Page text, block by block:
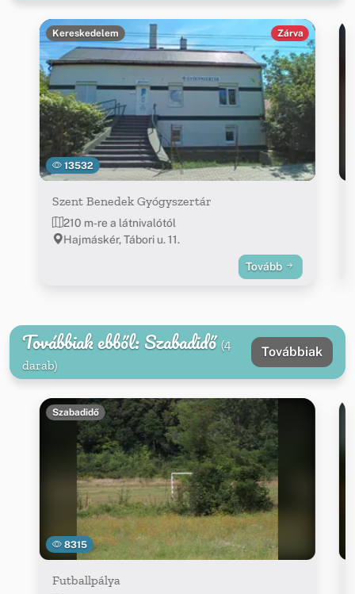
13532
Kereskedelem Zárva
Szent Benedek Gyógyszertár
210 m-re a látnivalótól
Hajmáskér, Tábori u. 11.
Tovább
Továbbiak ebből: Szabadidő (4
darab)
Továbbiak
8315
Szabadidő
Futballpálya